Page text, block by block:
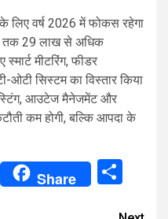
लिए वर्ष 2026 में फोकस रहेगा
तक 29 लाख से अधिक
मीटरिंग, फीडर
सिस्टम का विस्तार किया
आउटेज मैनेजमेंट और
कम होगी, बल्कि आपदा के
X Share